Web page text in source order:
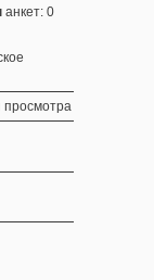
анкет: 0
просмотра